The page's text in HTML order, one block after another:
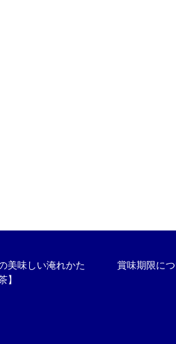
美味しい淹れかた
】
賞味期限に